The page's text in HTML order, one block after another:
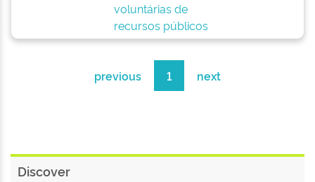
voluntárias de
recursos públicos
previous 1 next
Discover